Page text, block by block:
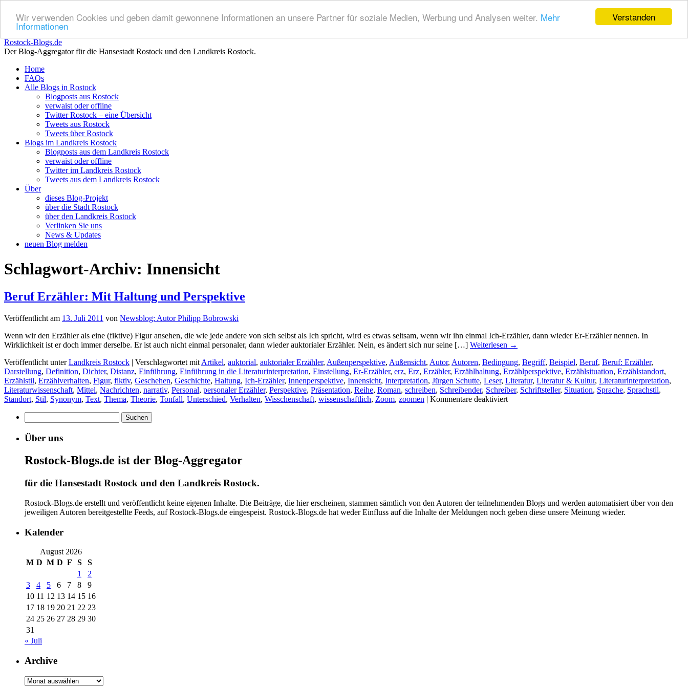
Verstanden
Wir verwenden Cookies und geben damit gewonnene Informationen an unsere Partner für soziale Medien, Werbung und Analysen weiter. Mehr
Informationen
Rostock-Blogs.de
Der Blog-Aggregator für die Hansestadt Rostock und den Landkreis Rostock.
Zum
Inhalt
springen
Home
FAQs
Alle Blogs in Rostock
Blogposts aus Rostock
verwaist oder offline
Twitter Rostock – eine Übersicht
Tweets aus Rostock
Tweets über Rostock
Blogs im Landkreis Rostock
Blogposts aus dem Landkreis Rostock
verwaist oder offline
Twitter im Landkreis Rostock
Tweets aus dem Landkreis Rostock
Über
dieses Blog-Projekt
über die Stadt Rostock
über den Landkreis Rostock
Verlinken Sie uns
News & Updates
neuen Blog melden
Schlagwort-Archiv: Innensicht
Beruf Erzähler: Mit Haltung und Perspektive
Veröffentlicht am 13. Juli 2011 von Newsblog: Autor Philipp Bobrowski
Wenn wir den Erzähler als eine (fiktive) Figur ansehen, die wie jede andere von sich selbst als Ich spricht, wird es etwas seltsam, wenn wir ihn einmal Ich-Erzähler, dann wieder Er-Erzähler nennen. In
Wirklichkeit ist er doch immer derselbe. Er ist auch nicht einmal personaler, dann wieder auktorialer Erzähler. Nein, es ändert sich nur seine […] Weiterlesen →
Veröffentlicht unter Landkreis Rostock | Verschlagwortet mit Artikel, auktorial, auktorialer Erzähler, Außenperspektive, Außensicht, Autor, Autoren, Bedingung, Begriff, Beispiel, Beruf, Beruf: Erzähler,
Darstellung, Definition, Dichter, Distanz, Einführung, Einführung in die Literaturinterpretation, Einstellung, Er-Erzähler, erz, Erz, Erzähler, Erzählhaltung, Erzählperspektive, Erzählsituation, Erzählstandort,
Erzählstil, Erzählverhalten, Figur, fiktiv, Geschehen, Geschichte, Haltung, Ich-Erzähler, Innenperspektive, Innensicht, Interpretation, Jürgen Schutte, Leser, Literatur, Literatur & Kultur, Literaturinterpretation,
Literaturwissenschaft, Mittel, Nachrichten, narrativ, Personal, personaler Erzähler, Perspektive, Präsentation, Reihe, Roman, schreiben, Schreibender, Schreiber, Schriftsteller, Situation, Sprache, Sprachstil,
Standort, Stil, Synonym, Text, Thema, Theorie, Tonfall, Unterschied, Verhalten, Wisschenschaft, wissenschaftlich, Zoom, zoomen | Kommentare deaktiviertfür
nach:
Über uns
Rostock-Blogs.de ist der Blog-Aggregator
für die Hansestadt Rostock und den Landkreis Rostock.
Rostock-Blogs.de erstellt und veröffentlicht keine eigenen Inhalte. Die Beiträge, die hier erscheinen, stammen sämtlich von den Autoren der teilnehmenden Blogs und werden automatisiert über von den
jeweiligen Autoren bereitgestellte Feeds, auf Rostock-Blogs.de eingespeist. Rostock-Blogs.de hat weder Einfluss auf die Inhalte der Meldungen noch geben diese unsere Meinung wieder.
Kalender
August 2026
M D M D F S
S
1
2
3
4 5 6 7 8
9
10 11 12 13 14 15 16
17 18 19 20 21 22 23
24 25 26 27 28 29 30
31
« Juli
Archive
Archive